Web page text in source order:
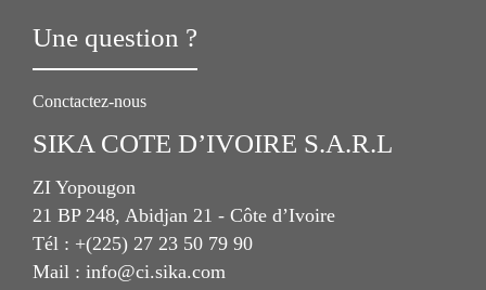
Une question ?
Conctactez-nous
SIKA COTE D’IVOIRE S.A.R.L
ZI Yopougon
21 BP 248, Abidjan 21 - Côte d’Ivoire
Tél : +(225) 27 23 50 79 90
Mail : info@ci.sika.com